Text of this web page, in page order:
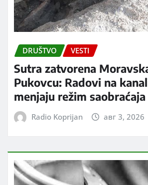
DRUŠTVO VESTI
Sutra zatvorena
Pukovcu: Radovi na
menjaju režim saobraćaja
Radio Koprijan авг 3, 2026